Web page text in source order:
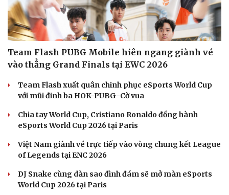
Team Flash PUBG Mobile hiên ngang giành vé
vào thẳng Grand Finals tại EWC 2026
Team Flash xuất quân chinh phục eSports World Cup
với mũi đinh ba HOK-PUBG-Cờ vua
Chia tay World Cup, Cristiano Ronaldo đồng hành
eSports World Cup 2026 tại Paris
Việt Nam giành vé trực tiếp vào vòng chung kết League
of Legends tại ENC 2026
DJ Snake cùng dàn sao đình đám sẽ mở màn eSports
World Cup 2026 tại Paris